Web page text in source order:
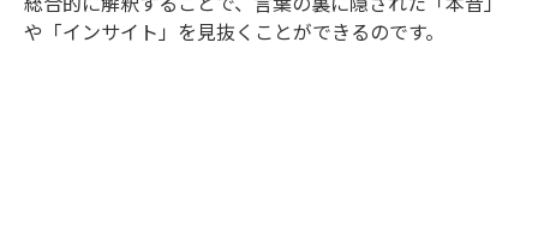
や「インサイト」を見抜くことができるのです。